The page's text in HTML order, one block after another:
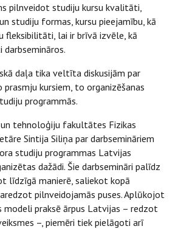
pilnveidot studiju kursu kvalitāti,
studiju formas, kursu pieejamību, kā
fleksibilitāti, lai ir brīvā izvēle, kā
daļa tika veltīta diskusijām par
prasmju kursiem, to organizēšanas
programmās.
tehnoloģiju fakultātes Fizikas
Sintija Siliņa par darbsemināriem
studiju programmas Latvijas
dažādi. Šie darbsemināri palīdz
līdzīgā manierē, saliekot kopā
pilnveidojamās puses. Aplūkojot
praksē ārpus Latvijas – redzot
–, piemēri tiek pielāgoti arī